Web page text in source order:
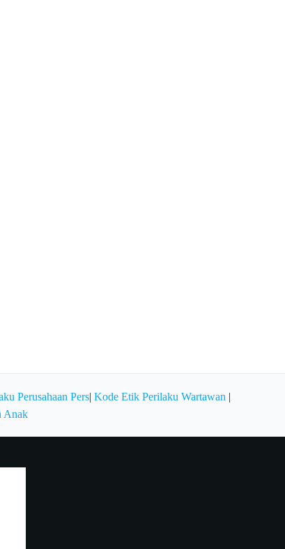
Perusahaan Pers| Kode Etik Perilaku Wartawan |
Anak